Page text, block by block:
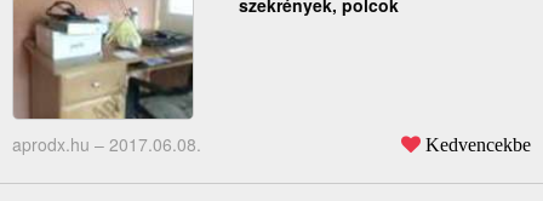
szekrények, polcok
aprodx.hu – 2017.06.08. Kedvencekbe